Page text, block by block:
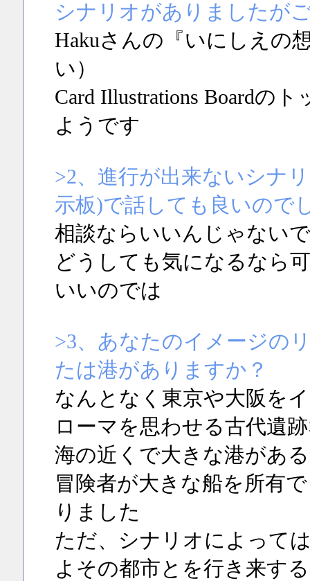
シナリオがありましたが
Hakuさんの『いにしえの
い）
Card Illustrations Boardの
ようです
>2、進行が出来ないシナ
示板)で話しても良いので
相談ならいいんじゃない
どうしても気になるなら
いいのでは
>3、あなたのイメージの
たは港がありますか？
なんとなく東京や大阪を
ローマを思わせる古代遺
海の近くで大きな港があ
冒険者が大きな船を所有
りました
ただ、シナリオによって
よその都市とを行き来す